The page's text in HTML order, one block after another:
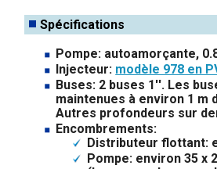
Spécifications
Pompe: autoamorçante,
Injecteur: modèle 978 en
Buses: 2 buses 1''. Les
maintenues à environ 1 m
Autres profondeurs sur
Encombrements:
Distributeur flottant:
Pompe: environ 35 x